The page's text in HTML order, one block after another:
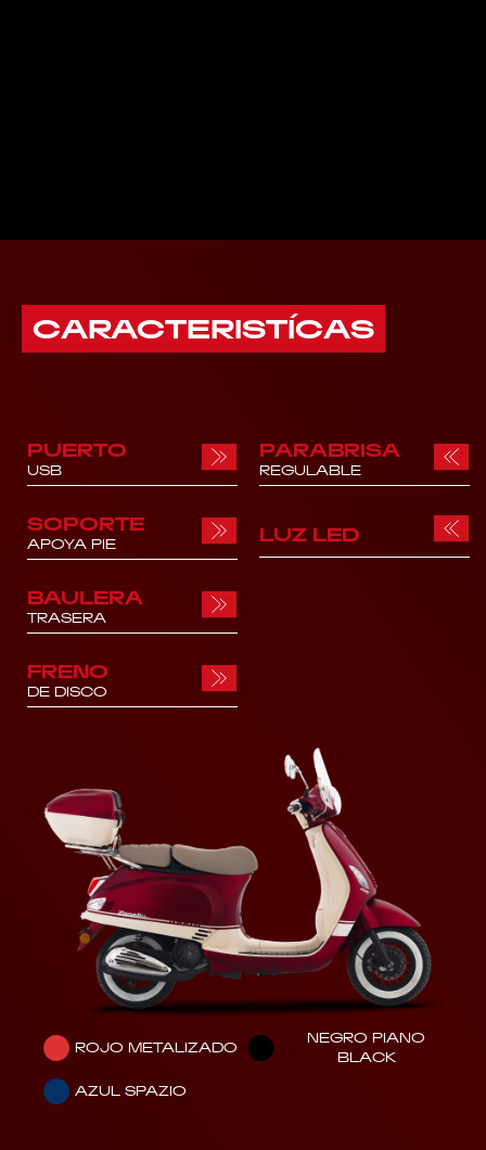
CARACTERISTÍCAS
PUERTO
USB
SOPORTE
APOYA PIE
BAULERA
TRASERA
FRENO
DE DISCO
ROJO METALIZADO
NEGRO PIANO
BLACK
AZUL SPAZIO
PARABRISA
REGULABLE
LUZ LED